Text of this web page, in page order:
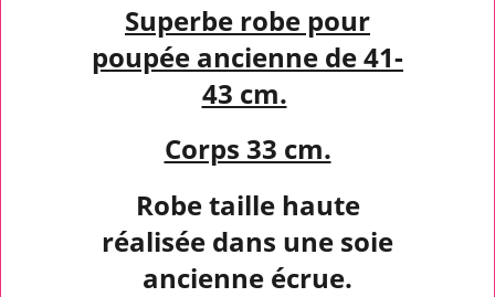
Superbe robe pour
poupée ancienne de 41-
43 cm.
Corps 33 cm.
Robe taille haute
réalisée dans une soie
ancienne écrue.